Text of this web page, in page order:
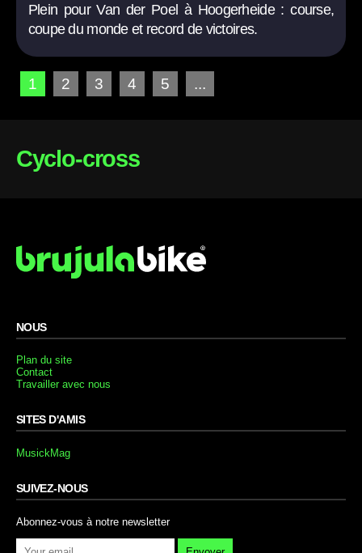
Plein pour Van der Poel à Hoogerheide : course,
coupe du monde et record de victoires.
1 2 3 4 5 ...
Cyclo-cross
NOUS
Plan du site
Contact
Travailler avec nous
SITES D'AMIS
MusickMag
SUIVEZ-NOUS
Abonnez-vous à notre newsletter